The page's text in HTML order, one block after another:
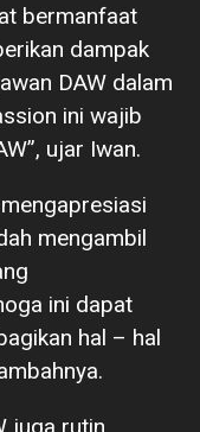
bermanfaat
dampak
DAW dalam
ini wajib
ujar Iwan.
mengambil
ini dapat
hal – hal